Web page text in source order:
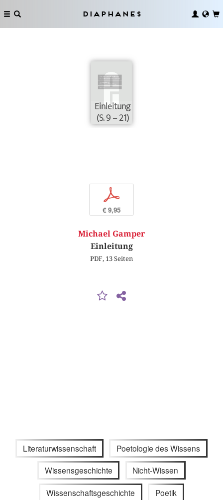
Diaphanes
Einleitung
(S. 9 – 21)
p
€ 9,95
Michael Gamper
Einleitung
PDF, 13 Seiten
Literaturwissenschaft Poetologie des Wissens
Wissensgeschichte Nicht-Wissen
Wissenschaftsgeschichte Poetik